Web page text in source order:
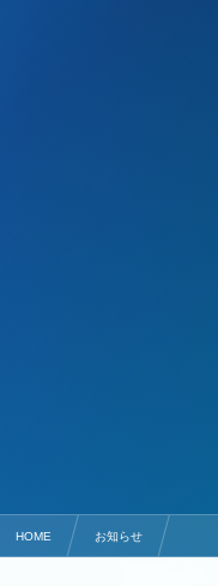
HOME お知らせ